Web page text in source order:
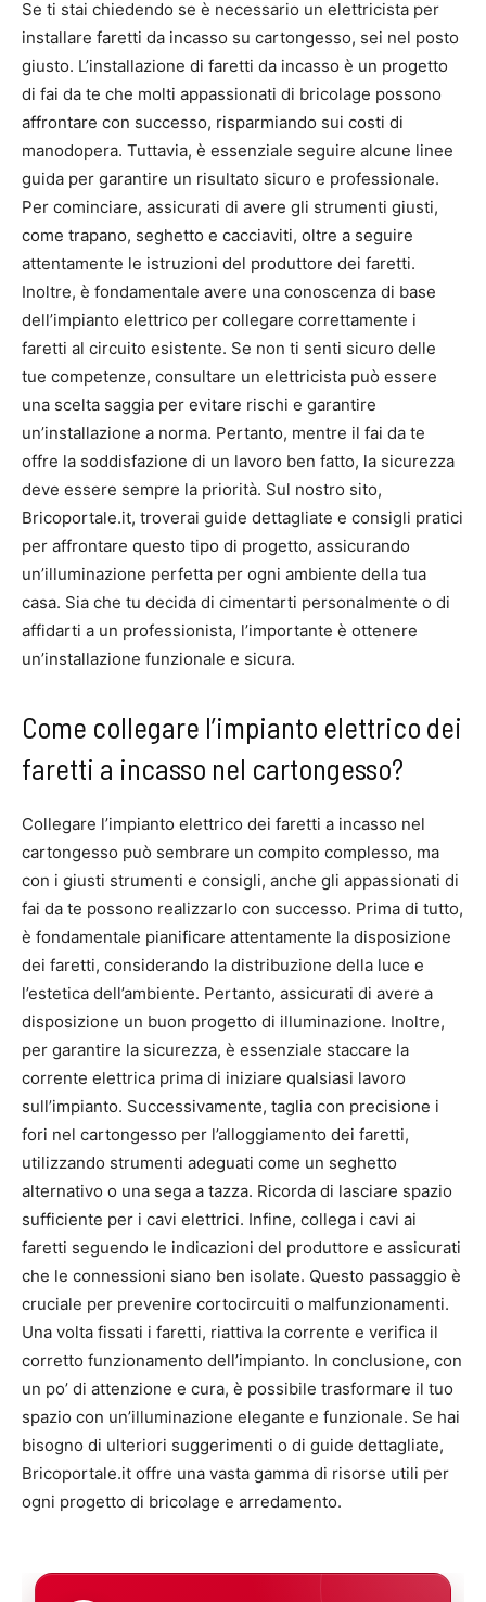
Se ti stai chiedendo se è necessario un elettricista per
installare faretti da incasso su cartongesso, sei nel posto
giusto. L’installazione di faretti da incasso è un progetto
di fai da te che molti appassionati di bricolage possono
affrontare con successo, risparmiando sui costi di
manodopera. Tuttavia, è essenziale seguire alcune linee
guida per garantire un risultato sicuro e professionale.
Per cominciare, assicurati di avere gli strumenti giusti,
come trapano, seghetto e cacciaviti, oltre a seguire
attentamente le istruzioni del produttore dei faretti.
Inoltre, è fondamentale avere una conoscenza di base
dell’impianto elettrico per collegare correttamente i
faretti al circuito esistente. Se non ti senti sicuro delle
tue competenze, consultare un elettricista può essere
una scelta saggia per evitare rischi e garantire
un’installazione a norma. Pertanto, mentre il fai da te
offre la soddisfazione di un lavoro ben fatto, la sicurezza
deve essere sempre la priorità. Sul nostro sito,
Bricoportale.it, troverai guide dettagliate e consigli pratici
per affrontare questo tipo di progetto, assicurando
un’illuminazione perfetta per ogni ambiente della tua
casa. Sia che tu decida di cimentarti personalmente o di
affidarti a un professionista, l’importante è ottenere
un’installazione funzionale e sicura.
Come collegare l’impianto elettrico dei
faretti a incasso nel cartongesso?
Collegare l’impianto elettrico dei faretti a incasso nel
cartongesso può sembrare un compito complesso, ma
con i giusti strumenti e consigli, anche gli appassionati di
fai da te possono realizzarlo con successo. Prima di tutto,
è fondamentale pianificare attentamente la disposizione
dei faretti, considerando la distribuzione della luce e
l’estetica dell’ambiente. Pertanto, assicurati di avere a
disposizione un buon progetto di illuminazione. Inoltre,
per garantire la sicurezza, è essenziale staccare la
corrente elettrica prima di iniziare qualsiasi lavoro
sull’impianto. Successivamente, taglia con precisione i
fori nel cartongesso per l’alloggiamento dei faretti,
utilizzando strumenti adeguati come un seghetto
alternativo o una sega a tazza. Ricorda di lasciare spazio
sufficiente per i cavi elettrici. Infine, collega i cavi ai
faretti seguendo le indicazioni del produttore e assicurati
che le connessioni siano ben isolate. Questo passaggio è
cruciale per prevenire cortocircuiti o malfunzionamenti.
Una volta fissati i faretti, riattiva la corrente e verifica il
corretto funzionamento dell’impianto. In conclusione, con
un po’ di attenzione e cura, è possibile trasformare il tuo
spazio con un’illuminazione elegante e funzionale. Se hai
bisogno di ulteriori suggerimenti o di guide dettagliate,
Bricoportale.it offre una vasta gamma di risorse utili per
ogni progetto di bricolage e arredamento.